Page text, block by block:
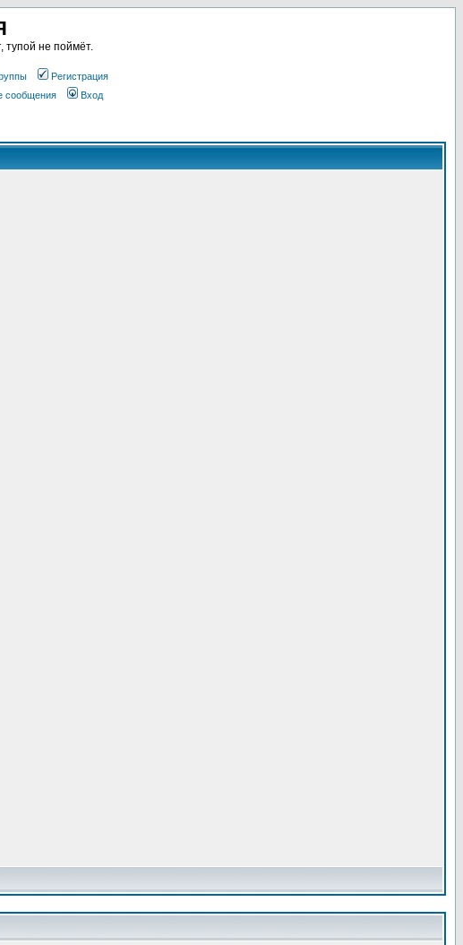
тупой не поймёт.
Регистрация
сообщения Вход